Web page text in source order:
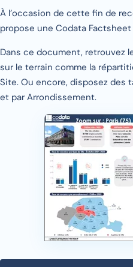
À l’occasion de cette fin de
propose une Codata
Dans ce document, retrouvez
sur le terrain comme la
Site. Ou encore, disposez des
et par Arrondissement.